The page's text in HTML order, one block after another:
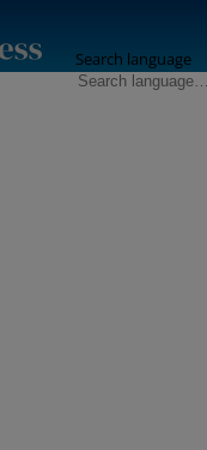
Search language